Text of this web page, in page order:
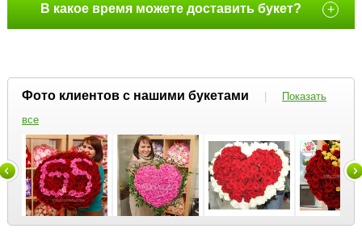
В какое время можете доставить букет? +
Фото клиентов с нашими букетами |
Показать
все